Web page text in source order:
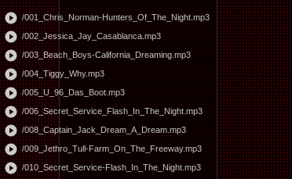
play_circle /001_Chris_Norman-Hunters_Of_The_Night.mp3
play_circle /002_Jessica_Jay_Casablanca.mp3
play_circle /003_Beach_Boys-California_Dreaming.mp3
play_circle /004_Tiggy_Why.mp3
play_circle /005_U_96_Das_Boot.mp3
play_circle /006_Secret_Service_Flash_In_The_Night.mp3
play_circle /008_Captain_Jack_Dream_A_Dream.mp3
play_circle /009_Jethro_Tull-Farm_On_The_Freeway.mp3
play_circle /010_Secret_Service-Flash_In_The_Night.mp3